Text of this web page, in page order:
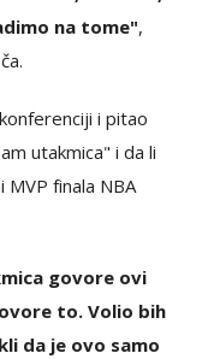
na tome",
i pitao
utakmica" i da li
finala NBA
govore ovi
to. Volio bih
da je ovo samo